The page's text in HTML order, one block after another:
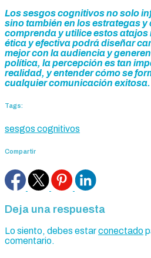
Los sesgos cognitivos no solo
sino también en los estrategas
comprenda y utilice estos atajos
ética y efectiva podrá diseñar
mejor con la audiencia y
política, la percepción es tan
realidad, y entender cómo se
cualquier comunicación exitosa.
Tags:
sesgos cognitivos
Compartir
Deja una respuesta
Lo siento, debes estarconectado
comentario.